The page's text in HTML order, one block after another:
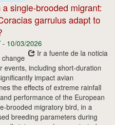
single-brooded migrant:
garrulus adapt to
- 10/03/2026
Ir a fuente de la noticia
change
events, including short-duration
impact avian
the effects of extreme rainfall
performance of the European
brooded migratory bird, in a
breeding parameters during